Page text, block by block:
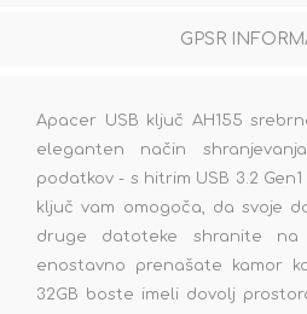
GPSR
Apacer USB ključ AH155
eleganten način
podatkov - s hitrim USB 3.2
ključ vam omogoča, da svoje
druge datoteke shranite
enostavno prenašate kamor
32GB boste imeli dovolj